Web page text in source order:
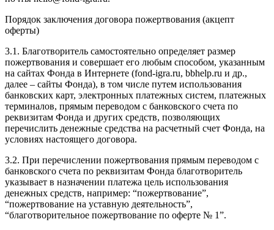
Порядок заключения договора пожертвования (акцепт
оферты)
3.1. Благотворитель самостоятельно определяет размер
пожертвования и совершает его любым способом, указанным
на сайтах Фонда в Интернете (fond-igra.ru, bbhelp.ru и др.,
далее – сайты Фонда), в том числе путем использования
банковских карт, электронных платежных систем, платежных
терминалов, прямым переводом с банковского счета по
реквизитам Фонда и других средств, позволяющих
перечислить денежные средства на расчетный счет Фонда, на
условиях настоящего договора.
3.2. При перечислении пожертвования прямым переводом с
банковского счета по реквизитам Фонда благотворитель
указывает в назначении платежа цель использования
денежных средств, например: “пожертвование”,
“пожертвование на уставную деятельность”,
“благотворительное пожертвование по оферте № 1”.